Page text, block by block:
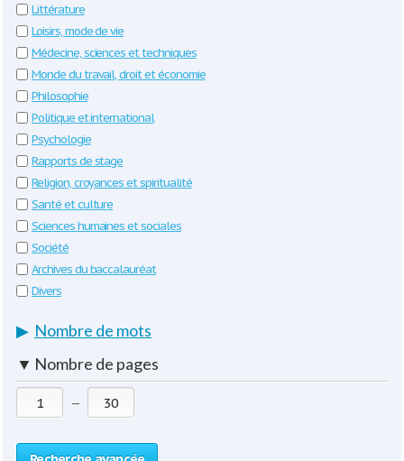
Littérature
Loisirs, mode de vie
Médecine, sciences et techniques
Monde du travail, droit et économie
Philosophie
Politique et international
Psychologie
Rapports de stage
Religion, croyances et spiritualité
Santé et culture
Sciences humaines et sociales
Société
Archives du baccalauréat
Divers
▶ Nombre de mots
▼ Nombre de pages
—